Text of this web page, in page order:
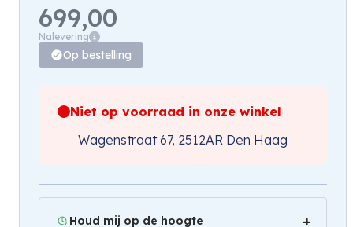
699,00
Nalevering
Op bestelling
Niet op voorraad in onze winkel
Wagenstraat 67, 2512AR Den Haag
Houd mij op de hoogte